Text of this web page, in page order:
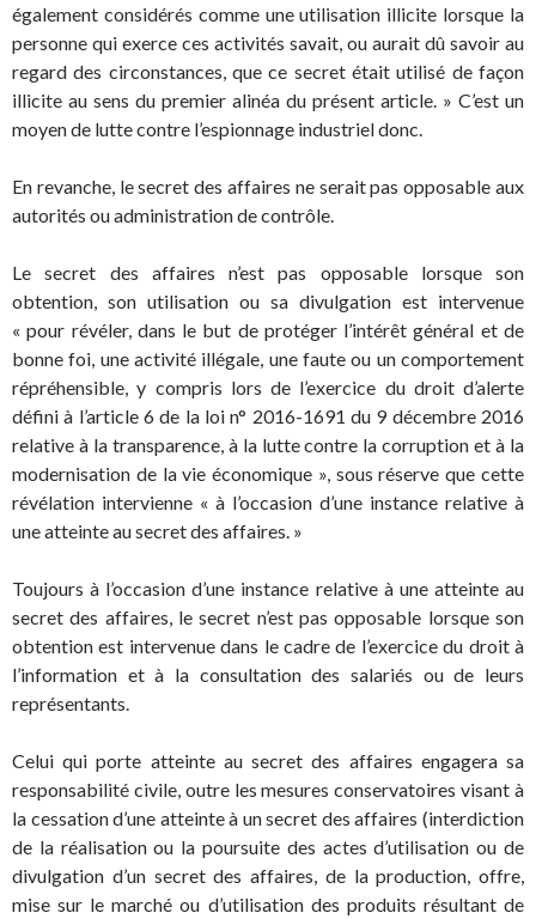
également considérés comme une utilisation illicite lorsque la
personne qui exerce ces activités savait, ou aurait dû savoir au
regard des circonstances, que ce secret était utilisé de façon
illicite au sens du premier alinéa du présent article. » C’est un
moyen de lutte contre l’espionnage industriel donc.
En revanche, le secret des affaires ne serait pas opposable aux
autorités ou administration de contrôle.
Le secret des affaires n’est pas opposable lorsque son
obtention, son utilisation ou sa divulgation est intervenue
« pour révéler, dans le but de protéger l’intérêt général et de
bonne foi, une activité illégale, une faute ou un comportement
répréhensible, y compris lors de l’exercice du droit d’alerte
défini à l’article 6 de la loi n° 2016-1691 du 9 décembre 2016
relative à la transparence, à la lutte contre la corruption et à la
modernisation de la vie économique », sous réserve que cette
révélation intervienne « à l’occasion d’une instance relative à
une atteinte au secret des affaires. »
Toujours à l’occasion d’une instance relative à une atteinte au
secret des affaires, le secret n’est pas opposable lorsque son
obtention est intervenue dans le cadre de l’exercice du droit à
l’information et à la consultation des salariés ou de leurs
représentants.
Celui qui porte atteinte au secret des affaires engagera sa
responsabilité civile, outre les mesures conservatoires visant à
la cessation d’une atteinte à un secret des affaires (interdiction
de la réalisation ou la poursuite des actes d’utilisation ou de
divulgation d’un secret des affaires, de la production, offre,
mise sur le marché ou d’utilisation des produits résultant de